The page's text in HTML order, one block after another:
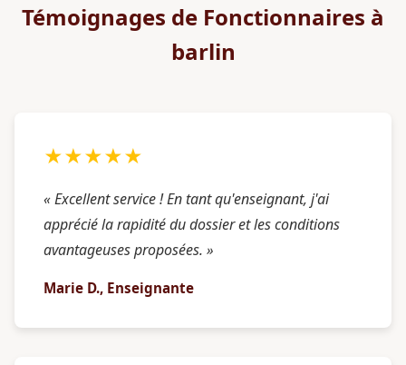
Témoignages de Fonctionnaires à
barlin
★★★★★
« Excellent service ! En tant qu'enseignant, j'ai
apprécié la rapidité du dossier et les conditions
avantageuses proposées. »
Marie D., Enseignante